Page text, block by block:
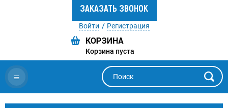
ЗАКАЗАТЬ ЗВОНОК
Войти Регистрация
Корзина пуста
≡